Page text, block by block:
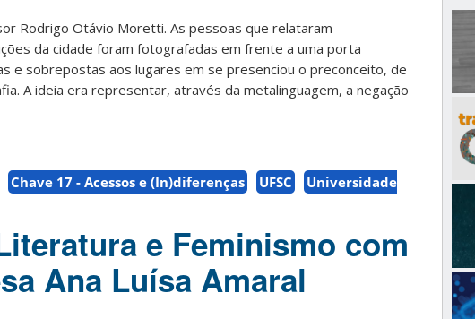
Rodrigo Otávio Moretti. As pessoas que relataram
da cidade foram fotografadas em frente a uma porta
e sobrepostas aos lugares em se presenciou o preconceito, de
A ideia era representar, através da metalinguagem, a negação
Chave 17 - Acessos e (In)diferenças UFSC
Universidade
e Feminismo com
Ana Luísa Amaral